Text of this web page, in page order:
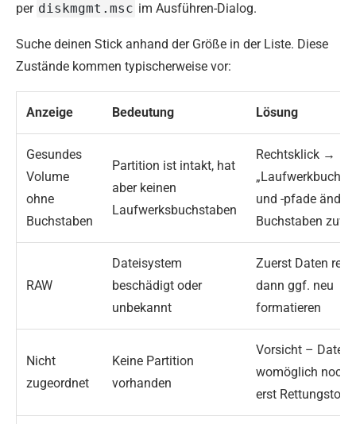
per diskmgmt.msc im Ausführen-Dialog.
Suche deinen Stick anhand der Größe in der Liste. Diese
Zustände kommen typischerweise vor:
Anzeige Bedeutung Lösung
Gesundes
Volume
ohne
Buchstaben
Partition ist intakt, hat
aber keinen
Laufwerksbuchstaben
Rechtsklick →
und -pfade
Buchstaben
RAW
Dateisystem
beschädigt oder
unbekannt
Zuerst Daten
dann ggf. neu
formatieren
Nicht
zugeordnet
Keine Partition
vorhanden
Vorsicht – Daten
womöglich noch
erst Rettungstool